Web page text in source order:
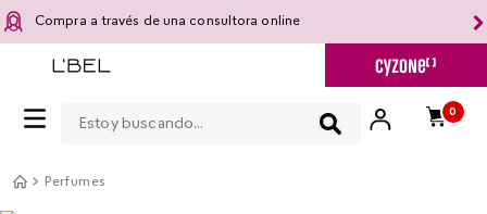
Compra a través de una consultora online
0
Perfumes